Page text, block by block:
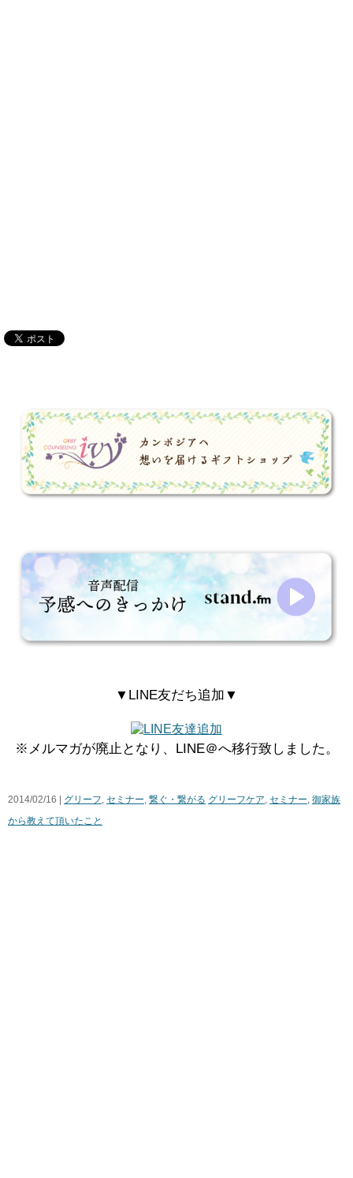
▼LINE友だち追加▼
※メルマガが廃止となり、LINE＠へ移行致しました。
2014/02/16 | グリーフ, セミナー, 繋ぐ・繋がる グリーフケア, セミナー, 御家族
から教えて頂いたこと